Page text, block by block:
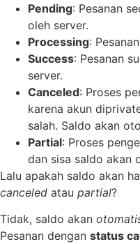
Pending: Pesanan
oleh server.
Processing:
Success: Pesanan
server.
Canceled: Proses
karena akun
salah. Saldo akan
Partial: Proses
dan sisa saldo akan
Lalu apakah saldo akan
canceled atau partial?
Tidak, saldo akan
Pesanan dengan status